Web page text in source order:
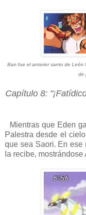
Ban fue el anterior santo de León
de
Capítulo 8:
Mientras que Eden
Palestra desde el
que sea Saori. En ese
la recibe,